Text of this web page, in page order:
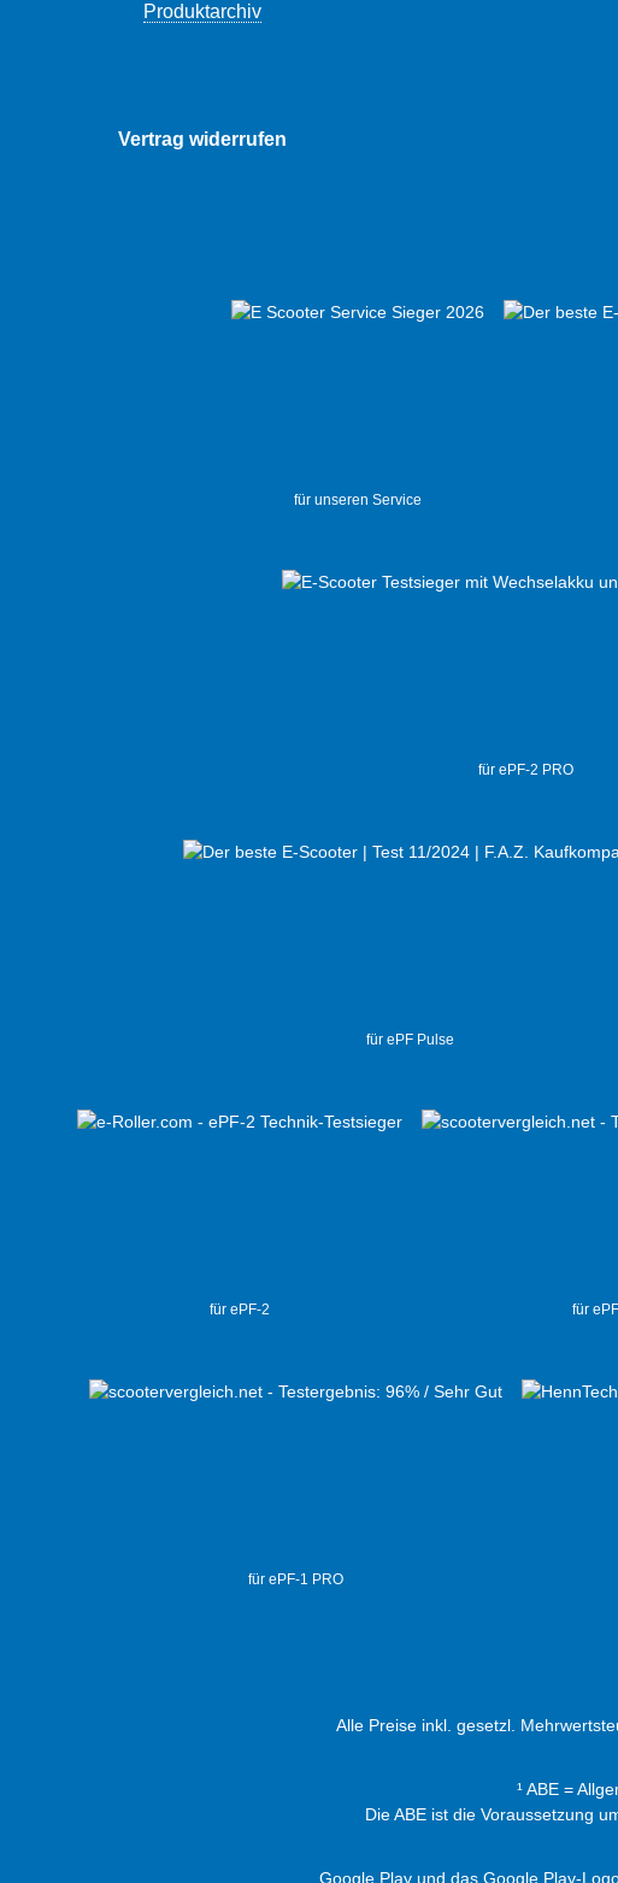
Produktarchiv
Vertrag widerrufen
für unseren Service
für ePF-2 PRO
für ePF Pulse
für ePF-2 für
für ePF-1 PRO
Alle Preise inkl. gesetzl.
¹ ABE =
Die ABE ist die Voraussetzung
Google Play und das Google Play-